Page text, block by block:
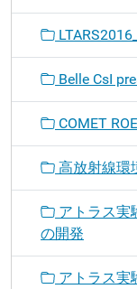
Belle CsI
COMET
高放射線環
アトラス実
の開発
アトラス実